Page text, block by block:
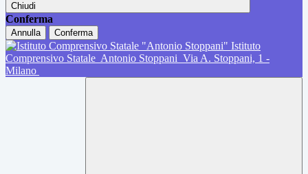
Chiudi
Conferma
Annulla Conferma
Istituto
Comprensivo Statale Antonio Stoppani Via A. Stoppani, 1 -
Milano